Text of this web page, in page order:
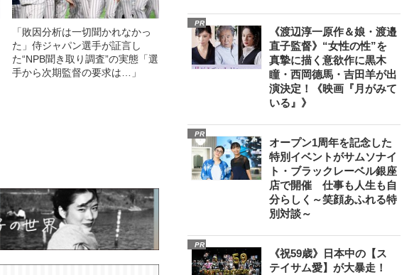
「敗因分析は一切聞かれなかっ
た」侍ジャパン選手が証言し
た“NPB聞き取り調査”の実態「選
手から次期監督の要求は…」
PR
《渡辺淳一原作＆娘・渡邉
直子監督》“女性の性”を
真摯に描く意欲作に黒木
瞳・西岡德馬・吉田羊が出
演決定！《映画『月がみて
いる』》
PR
オープン1周年を記念した
特別イベントがサムソナイ
ト・ブラックレーベル銀座
店で開催 仕事も人生も自
分らしく～笑顔あふれる特
別対談～
PR
《祝59歳》日本中の【ス
テイサム愛】が大暴走！